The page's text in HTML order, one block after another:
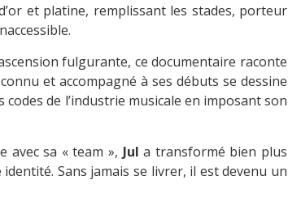
et platine, remplissant les stades, porteur
fulgurante, ce documentaire raconte
et accompagné à ses débuts se dessine
de l’industrie musicale en imposant son
avec sa « team », Jul a transformé bien plus
Sans jamais se livrer, il est devenu un